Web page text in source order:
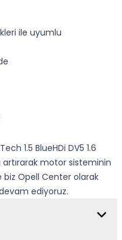
ile uyumlu
1.5 BlueHDi DV5 1.6
artırarak motor sisteminin
biz Opell Center olarak
ediyoruz.